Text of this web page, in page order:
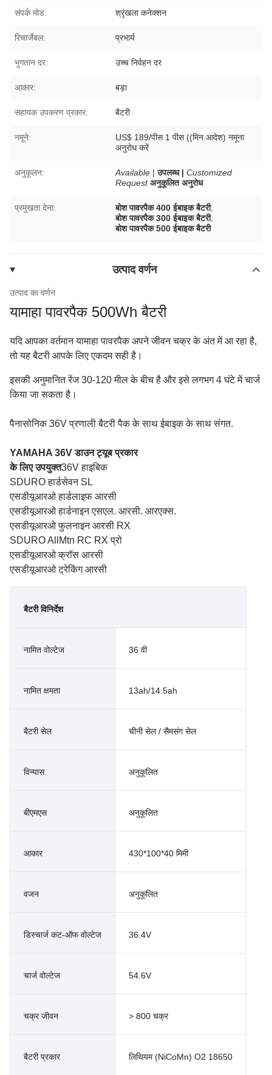
संपर्क मोड: श्रृंखला कनेक्शन
रिचार्जेबल: प्रभार्य
भुगतान दर: उच्च निर्वहन दर
आकार: बड़ा
सहायक उपकरण प्रकार: बैटरी
नमूने:
US$ 189/पीस 1 पीस ((मिन.आदेश) नमूना
अनुरोध करें
अनुकूलन: Available | उपलब्ध | Customized
Request अनुकूलित अनुरोध
प्रमुखता देना: बोश पावरपैक 400 ईबाइक बैटरी,
बोश पावरपैक 300 ईबाइक बैटरी,
बोश पावरपैक 500 ईबाइक बैटरी
उत्पाद वर्णन
उत्पाद का वर्णन
यामाहा पावरपैक 500Wh बैटरी
यदि आपका वर्तमान यामाहा पावरपैक अपने जीवन चक्र के अंत में आ रहा है,
तो यह बैटरी आपके लिए एकदम सही है।
इसकी अनुमानित रेंज 30-120 मील के बीच है और इसे लगभग 4 घंटे में चार्ज
किया जा सकता है।
पैनासोनिक 36V प्रणाली बैटरी पैक के साथ ईबाइक के साथ संगत.
YAMAHA 36V डाउन ट्यूब प्रकार
के लिए उपयुक्त36V हाइबिक
SDURO हार्डसेवन SL
एसडीयूआरओ हार्डलाइफ आरसी
एसडीयूआरओ हार्डनाइन एसएल. आरसी. आरएक्स.
एसडीयूआरओ फुलनाइन आरसी RX
SDURO AllMtn RC RX प्रो
एसडीयूआरओ क्रॉस आरसी
एसडीयूआरओ ट्रेकिंग आरसी
बैटरी विनिर्देश
नामित वोल्टेज 36 वी
नामित क्षमता 13ah/14.5ah
बैटरी सेल चीनी सेल / सैमसंग सेल
विन्यास अनुकूलित
बीएमएस अनुकूलित
आकार 430*100*40 मिमी
वजन अनुकूलित
डिस्चार्ज कट-ऑफ वोल्टेज 36.4V
चार्ज वोल्टेज 54.6V
चक्र जीवन > 800 चक्र
बैटरी प्रकार लिथियम (NiCoMn) O2 18650